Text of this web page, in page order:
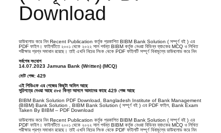
Download
ডাউনলোড করে নিন Recent Publication কর্তৃক প্রকাশিত BIBM Bank Solution ( সম্পূর্ণ বই ) এর
PDF ফাইল। ফাইলটিতে ২০০১ থেকে ২০২২ সাল পর্যন্ত BIBM কর্তৃক নেওয়া বিভিন্ন ব্যাংকের MCQ ও লিখিত
পরীক্ষার প্রশ্ন সমাধান রয়েছে। তাই এখনি নিচের লিংক থেকে PDF ফাইলটি সম্পূর্ণ বিনামূল্যে ডাউনলোড করে নিন
সর্বশেষ সংযোগ
14.07.2023 Jamuna Bank (Written) (MCQ)
মোট পেজ: 429
এই পিডিএফ এর পেজের কিছুটা অমিল আছে
সুচিপত্রে দেওয়া আছে ৫৮৫ কিন্ত আসলে আমাদের কাছে 429 পেজ আছে
BIBM Bank Solution PDF Download, Bangladesh Institute of Bank Management
(BIBM) Bank Solution , BIBM Bank Solution ( সম্পূর্ণ বই ) এর PDF ফাইল, Bank Exam
Taken By BIBM – PDF Download
ডাউনলোড করে নিন Recent Publication কর্তৃক প্রকাশিত BIBM Bank Solution ( সম্পূর্ণ বই ) এর
PDF ফাইল। ফাইলটিতে ২০০১ থেকে ২০২২ সাল পর্যন্ত BIBM কর্তৃক নেওয়া বিভিন্ন ব্যাংকের MCQ ও লিখিত
পরীক্ষার প্রশ্ন সমাধান রয়েছে। তাই এখনি নিচের লিংক থেকে PDF ফাইলটি সম্পূর্ণ বিনামূল্যে ডাউনলোড করে নিন